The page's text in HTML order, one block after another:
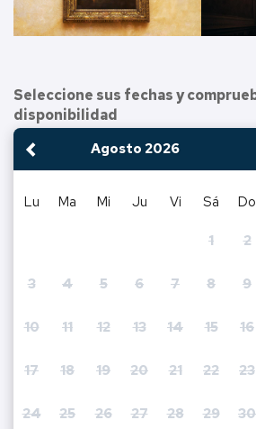
Seleccione sus fechas y
disponibilidad
<Ant
Agosto 2026
Lu Ma Mi Ju Vi Sá Do
1 2
3 4 5 6 7 8 9
10 11 12 13 14 15 16
17 18 19 20 21 22 23
24 25 26 27 28 29 30